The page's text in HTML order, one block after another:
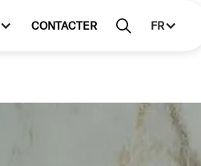
CONTACTER FR